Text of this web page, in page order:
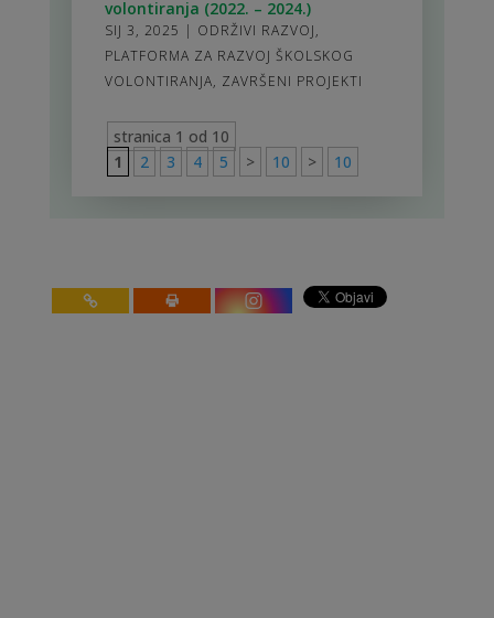
volontiranja (2022. – 2024.)
SIJ 3, 2025 ODRŽIVI RAZVOJ,
PLATFORMA ZA RAZVOJ ŠKOLSKOG
VOLONTIRANJA, ZAVRŠENI PROJEKTI
stranica 1 od 10
1
2 3 4 5 > 10 > 10